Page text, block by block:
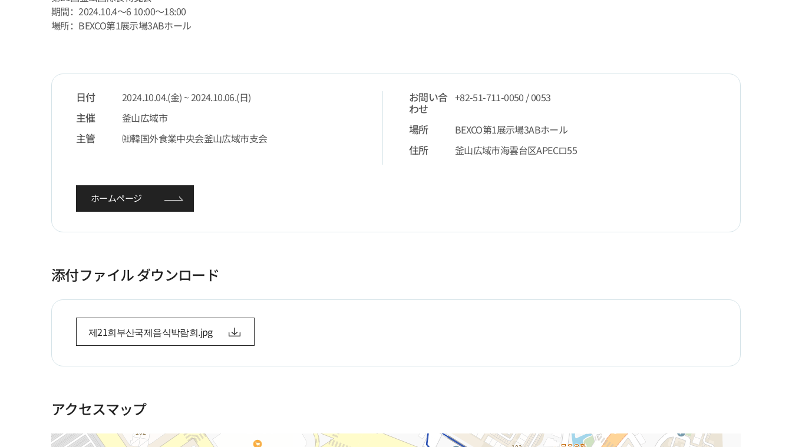
期間：2024.10.4～6 10:00～18:00
場所：BEXCO第1展示場3ABホール
日付 2024.10.04.(金) ~ 2024.10.06.(日)
主催 釜山広域市
主管 ㈳韓国外食業中央会釜山広域市支会
お問い合
わせ
+82-51-711-0050 / 0053
場所 BEXCO第1展示場3ABホール
住所 釜山広域市海雲台区APECロ55
ホームページ
添付ファイル ダウンロード
제21회부산국제음식박람회.jpg
アクセスマップ